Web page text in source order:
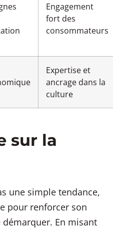
Engagement
fort des
consommateurs
Expertise et
ancrage dans la
culture
sur la
une simple tendance,
pour renforcer son
En misant